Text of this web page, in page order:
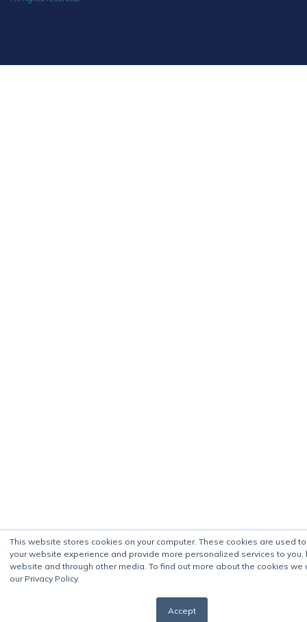
This website stores cookies on your computer. These cookies are used
your website experience and provide more personalized services to you,
website and through other media. To find out more about the cookies we
our Privacy Policy.
Accept